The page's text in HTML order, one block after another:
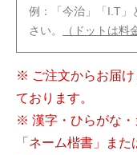
例：「今治」「I.T」
さい。
（ドットは料
※ ご注文からお届け
ております。
※ 漢字・ひらがな・
「ネーム楷書」ま